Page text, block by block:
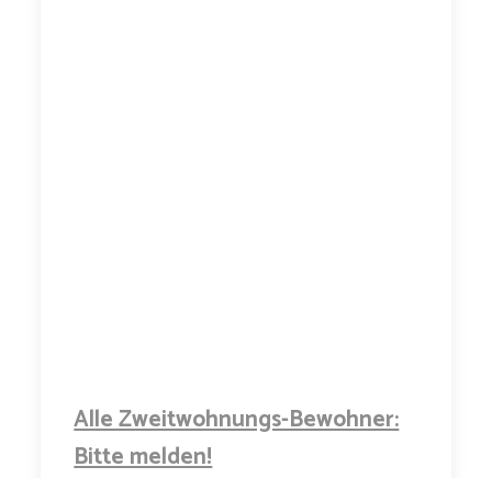
Alle Zweitwohnungs-Bewohner:
Bitte melden!